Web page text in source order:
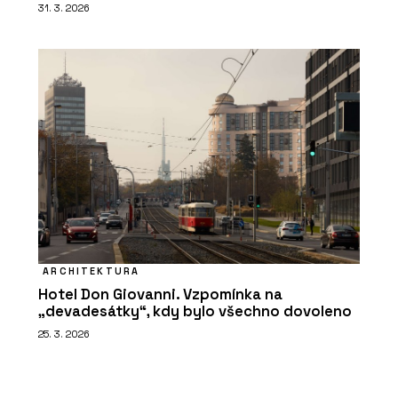
31. 3. 2026
ARCHITEKTURA
Hotel Don Giovanni. Vzpomínka na
„devadesátky“, kdy bylo všechno dovoleno
25. 3. 2026